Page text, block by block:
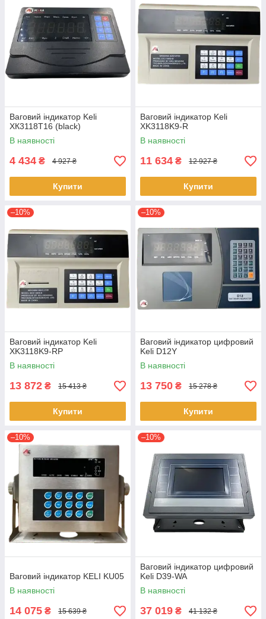
Ваговий індикатор Keli
ХК3118Т16 (black)
В наявності
4 434 ₴ 4 927 ₴
Купити
Ваговий індикатор Keli
XK3118K9-R
В наявності
11 634 ₴ 12 927 ₴
Купити
–10%
Ваговий індикатор Keli
XK3118K9-RP
В наявності
13 872 ₴ 15 413 ₴
Купити
–10%
Ваговий індикатор цифровий
Keli D12Y
В наявності
13 750 ₴ 15 278 ₴
Купити
–10%
Ваговий індикатор KELI KU05
В наявності
14 075 ₴ 15 639 ₴
–10%
Ваговий індикатор цифровий
Keli D39-WA
В наявності
37 019 ₴ 41 132 ₴